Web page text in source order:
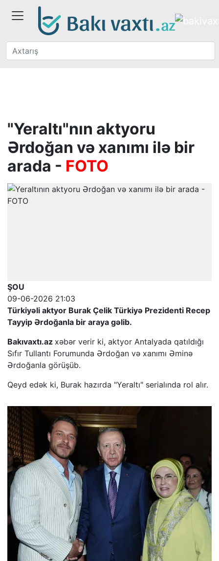
"Yeraltı"nın aktyoru
Ərdoğan və xanımı ilə bir
arada - FOTO
ŞOU
09-06-2026 21:03
Türkiyəli aktyor Burak Çelik Türkiyə Prezidenti Recep
Tayyip Ərdoğanla bir araya gəlib.
Bakıvaxtı.az xəbər verir ki, aktyor Antalyada qatıldığı
Sıfır Tullantı Forumunda Ərdoğan və xanımı Əminə
Ərdoğanla görüşüb.
Qeyd edək ki, Burak hazırda "Yeraltı" serialında rol alır.